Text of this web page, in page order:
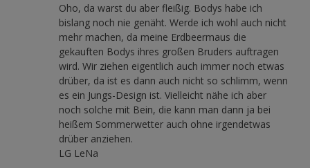
Oho, da warst du aber fleißig. Bodys habe ich
bislang noch nie genäht. Werde ich wohl auch nicht
mehr machen, da meine Erdbeermaus die
gekauften Bodys ihres großen Bruders auftragen
wird. Wir ziehen eigentlich auch immer noch etwas
drüber, da ist es dann auch nicht so schlimm, wenn
es ein Jungs-Design ist. Vielleicht nähe ich aber
noch solche mit Bein, die kann man dann ja bei
heißem Sommerwetter auch ohne irgendetwas
drüber anziehen.
LG LeNa